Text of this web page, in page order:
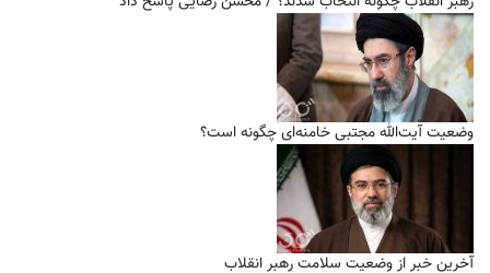
وضعیت آیت‌الله مجتبی خامنه‌ای چگونه است؟
آخرین خبر از وضعیت سلامت رهبر انقلاب